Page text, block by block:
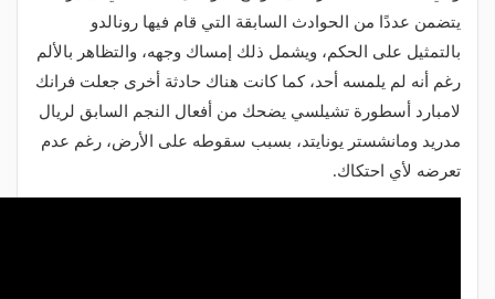
يتضمن عددًا من الحوادث السابقة التي قام فيها رونالدو
بالتمثيل على الحكم، ويشمل ذلك إمساك وجهه، والتظاهر بالألم
رغم أنه لم يلمسه أحد، كما كانت هناك حادثة أخرى جعلت فرانك
لامبارد أسطورة تشيلسي يضحك من أفعال النجم السابق لريال
مدريد ومانشستر يونايتد، بسبب سقوطه على الأرض، رغم عدم
تعرضه لأي احتكاك.